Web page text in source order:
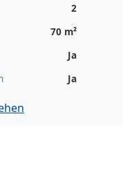
2
70 m²
Ja
Ja